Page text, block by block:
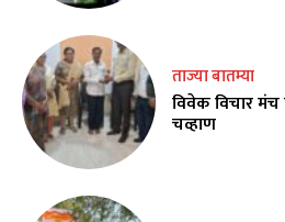
ताज्या बातम्या
विवेक विचार मंच
चव्हाण